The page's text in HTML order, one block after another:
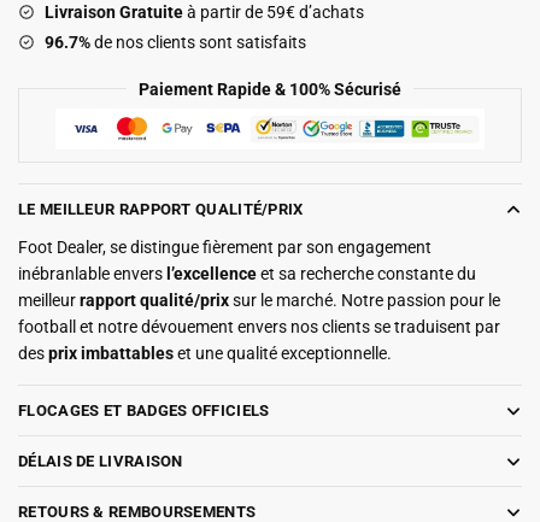
Livraison Gratuiteà partir de 59€ d’achats
96.7%de nos clients sont satisfaits
Paiement Rapide & 100% Sécurisé
LE MEILLEUR RAPPORT QUALITÉ/PRIX
Foot Dealer, se distingue fièrement par son engagement
inébranlable envers l’excellenceet sa recherche constante du
meilleurrapport qualité/prixsur le marché. Notre passion pour le
football et notre dévouement envers nos clients se traduisent par
desprix imbattableset une qualité exceptionnelle.
FLOCAGES ET BADGES OFFICIELS
DÉLAIS DE LIVRAISON
RETOURS & REMBOURSEMENTS